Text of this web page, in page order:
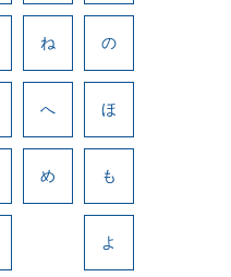
ね の
へ ほ
め も
よ